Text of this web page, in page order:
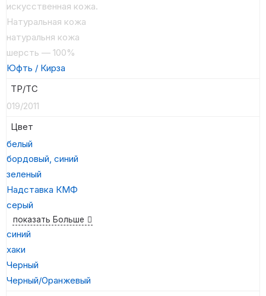
искусственная кожа.
Натуральная кожа
натуральня кожа
шерсть — 100%
Юфть / Кирза
ТР/ТС
019/2011
Цвет
белый
бордовый, синий
зеленый
Надставка КМФ
серый
показать Больше
синий
хаки
Черный
Черный/Оранжевый